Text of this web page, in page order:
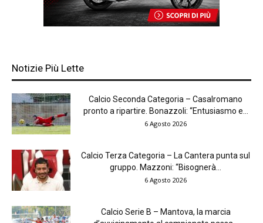
Notizie Più Lette
Calcio Seconda Categoria – Casalromano
pronto a ripartire. Bonazzoli: “Entusiasmo e...
6 Agosto 2026
Calcio Terza Categoria – La Cantera punta sul
gruppo. Mazzoni: “Bisognerà...
6 Agosto 2026
Calcio Serie B – Mantova, la marcia